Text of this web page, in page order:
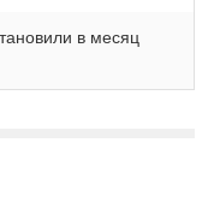
в месяц